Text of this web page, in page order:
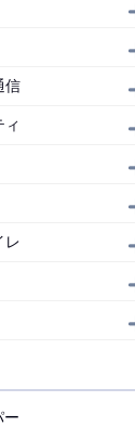
信
ィ
レ
ー